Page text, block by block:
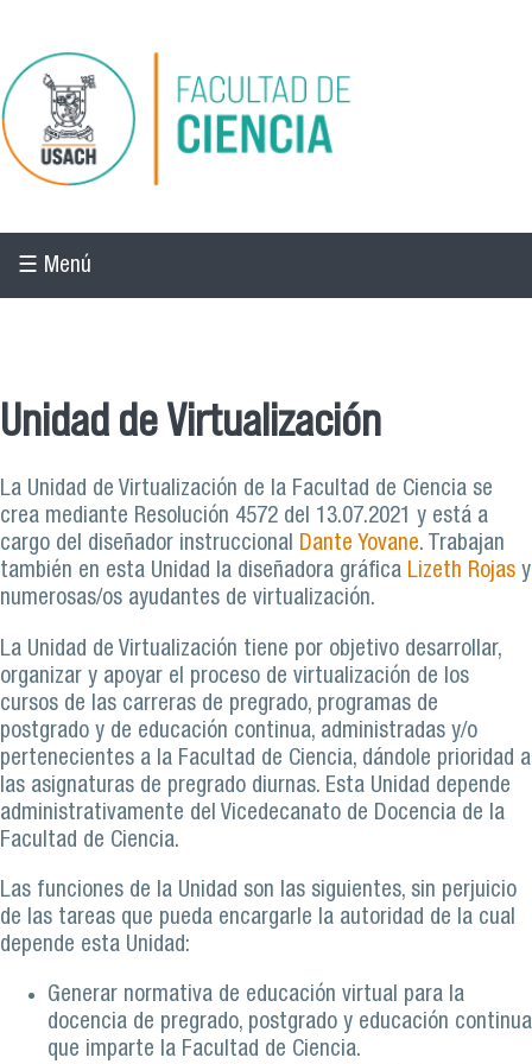
Pasar al contenido principal
☰ Menú
Unidad de Virtualización
La Unidad de Virtualización de la Facultad de Ciencia se
crea mediante Resolución 4572 del 13.07.2021 y está a
cargo del diseñador instruccional Dante Yovane. Trabajan
también en esta Unidad la diseñadora gráfica Lizeth Rojas y
numerosas/os ayudantes de virtualización.
La Unidad de Virtualización tiene por objetivo desarrollar,
organizar y apoyar el proceso de virtualización de los
cursos de las carreras de pregrado, programas de
postgrado y de educación continua, administradas y/o
pertenecientes a la Facultad de Ciencia, dándole prioridad a
las asignaturas de pregrado diurnas. Esta Unidad depende
administrativamente del Vicedecanato de Docencia de la
Facultad de Ciencia.
Las funciones de la Unidad son las siguientes, sin perjuicio
de las tareas que pueda encargarle la autoridad de la cual
depende esta Unidad:
Generar normativa de educación virtual para la
docencia de pregrado, postgrado y educación continua
que imparte la Facultad de Ciencia.